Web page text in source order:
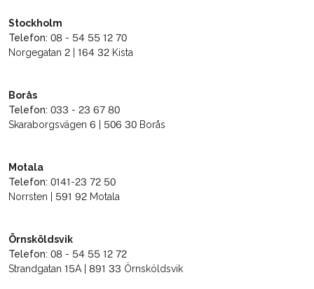
Stockholm
Telefon: 08 - 54 55 12 70
Norgegatan 2 | 164 32 Kista
Borås
Telefon: 033 - 23 67 80
Skaraborgsvägen 6 | 506 30 Borås
Motala
Telefon: 0141-23 72 50
Norrsten | 591 92 Motala
Örnsköldsvik
Telefon: 08 - 54 55 12 72
Strandgatan 15A | 891 33 Örnsköldsvik